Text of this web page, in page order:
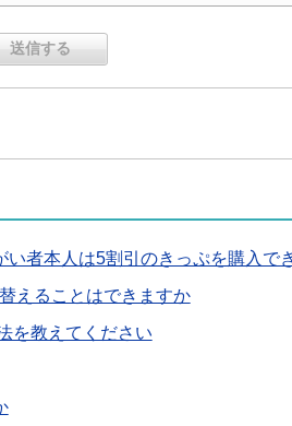
者本人は5割引のきっぷを購入で
えることはできますか
を教えてください